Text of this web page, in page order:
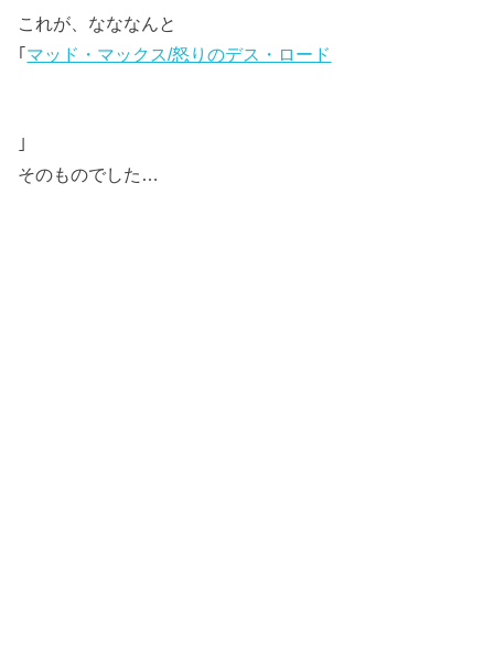
これが、なななんと
｢マッド・マックス/怒りのデス・ロード
｣
そのものでした…